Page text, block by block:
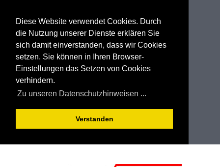
Diese Website verwendet Cookies. Durch
die Nutzung unserer Dienste erklären Sie
sich damit einverstanden, dass wir Cookies
setzen. Sie können in Ihren Browser-
Einstellungen das Setzen von Cookies
verhindern.
Zu unseren Datenschutzhinweisen ...
Verstanden